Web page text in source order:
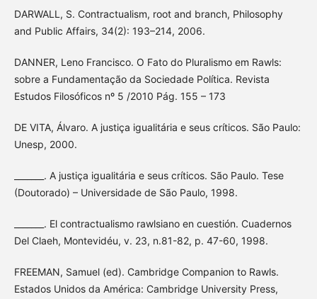
DARWALL, S. Contractualism, root and branch, Philosophy
and Public Affairs, 34(2): 193–214, 2006.
DANNER, Leno Francisco. O Fato do Pluralismo em Rawls:
sobre a Fundamentação da Sociedade Política. Revista
Estudos Filosóficos nº 5 /2010 Pág. 155 – 173
DE VITA, Álvaro. A justiça igualitária e seus críticos. São Paulo:
Unesp, 2000.
_______. A justiça igualitária e seus críticos. São Paulo. Tese
(Doutorado) – Universidade de São Paulo, 1998.
_______. El contractualismo rawlsiano en cuestión. Cuadernos
Del Claeh, Montevidéu, v. 23, n.81-82, p. 47-60, 1998.
FREEMAN, Samuel (ed). Cambridge Companion to Rawls.
Estados Unidos da América: Cambridge University Press,